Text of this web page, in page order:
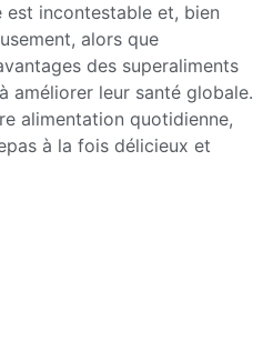
est incontestable et, bien
alors que
des superaliments
améliorer leur santé globale.
alimentation quotidienne,
à la fois délicieux et